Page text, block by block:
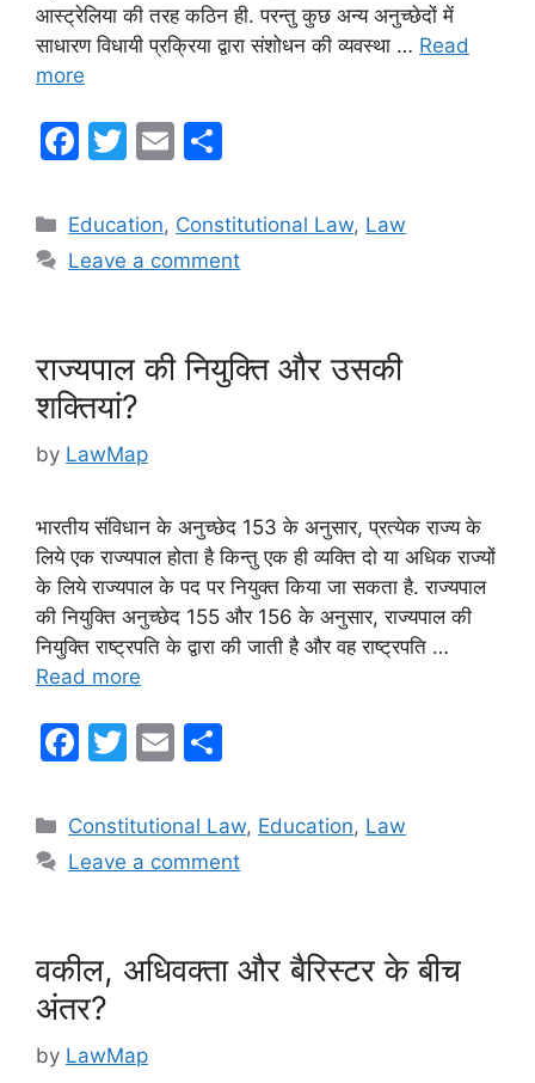
आस्ट्रेलिया की तरह कठिन ही. परन्तु कुछ अन्य अनुच्छेदों में
साधारण विधायी प्रक्रिया द्वारा संशोधन की व्यवस्था … Read
more
F
c
e
o
k
T
itt
er
E
ai
l
ar
e
Categories
Education, Constitutional Law, Law
Leave a comment
राज्यपाल की नियुक्ति और उसकी
शक्तियां?
by LawMap
भारतीय संविधान के अनुच्छेद 153 के अनुसार, प्रत्येक राज्य के
लिये एक राज्यपाल होता है किन्तु एक ही व्यक्ति दो या अधिक राज्यों
के लिये राज्यपाल के पद पर नियुक्त किया जा सकता है. राज्यपाल
की नियुक्ति अनुच्छेद 155 और 156 के अनुसार, राज्यपाल की
नियुक्ति राष्ट्रपति के द्वारा की जाती है और वह राष्ट्रपति …
Read more
F
c
e
o
k
T
itt
er
E
ai
l
ar
e
Categories
Constitutional Law, Education, Law
Leave a comment
वकील, अधिवक्ता और बैरिस्टर के बीच
अंतर?
by LawMap